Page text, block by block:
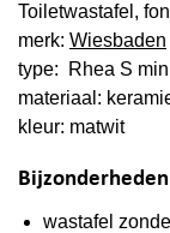
Toiletwastafel,
merk: Wiesbaden
type: Rhea S
materiaal:
kleur: matwit
wastafel